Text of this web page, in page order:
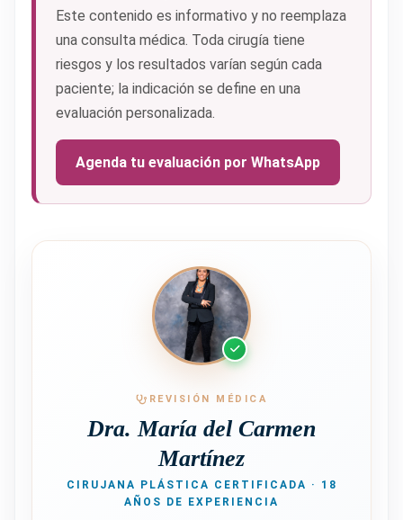
Este contenido es informativo y no reemplaza
una consulta médica. Toda cirugía tiene
riesgos y los resultados varían según cada
paciente; la indicación se define en una
evaluación personalizada.
Agenda tu evaluación por WhatsApp
REVISIÓN MÉDICA
Dra. María del Carmen
Martínez
CIRUJANA PLÁSTICA CERTIFICADA · 18
AÑOS DE EXPERIENCIA